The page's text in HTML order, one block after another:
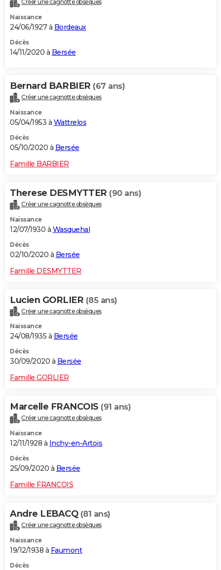
Créer une cagnotte obsèques
Naissance
24/06/1927 à Bordeaux
Décès
14/11/2020 à Bersée
Bernard BARBIER (67 ans)
Créer une cagnotte obsèques
Naissance
05/04/1953 à Wattrelos
Décès
05/10/2020 à Bersée
Famille BARBIER
Therese DESMYTTER (90 ans)
Créer une cagnotte obsèques
Naissance
12/07/1930 à Wasquehal
Décès
02/10/2020 à Bersée
Famille DESMYTTER
Lucien GORLIER (85 ans)
Créer une cagnotte obsèques
Naissance
24/08/1935 à Bersée
Décès
30/09/2020 à Bersée
Famille GORLIER
Marcelle FRANCOIS (91 ans)
Créer une cagnotte obsèques
Naissance
12/11/1928 à Inchy-en-Artois
Décès
25/09/2020 à Bersée
Famille FRANCOIS
Andre LEBACQ (81 ans)
Créer une cagnotte obsèques
Naissance
19/12/1938 à Faumont
Décès